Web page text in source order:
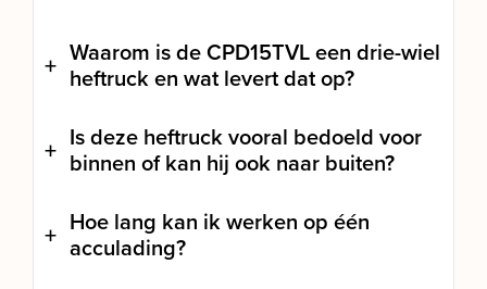
Waarom is de CPD15TVL een drie-wiel
heftruck en wat levert dat op?
Is deze heftruck vooral bedoeld voor
binnen of kan hij ook naar buiten?
Hoe lang kan ik werken op één
acculading?